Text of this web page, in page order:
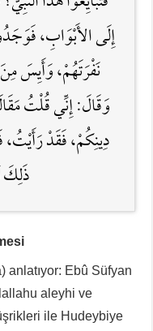
إِلَى الأَبْوَابِ،
نَفْرَتَهُمْ، وَأَيِسَ
وَقَالَ: إِنِّي قُلْتُ
دِينِكُمْ، فَقَدْ
anlatıyor: Ebû Süfyan
aleyhi ve
ile Hudeybiye